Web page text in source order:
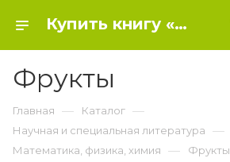
Купить книгу «Фрукты» 2015, - Математика, физика, химия
Фрукты
Главная — Каталог —
Научная и специальная литература —
Математика, физика, химия — Фрукты